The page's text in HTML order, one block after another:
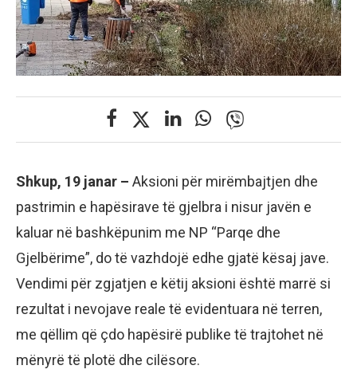
Shkup, 19 janar – Aksioni për mirëmbajtjen dhe
pastrimin e hapësirave të gjelbra i nisur javën e
kaluar në bashkëpunim me NP “Parqe dhe
Gjelbërime”, do të vazhdojë edhe gjatë kësaj jave.
Vendimi për zgjatjen e këtij aksioni është marrë si
rezultat i nevojave reale të evidentuara në terren,
me qëllim që çdo hapësirë publike të trajtohet në
mënyrë të plotë dhe cilësore.